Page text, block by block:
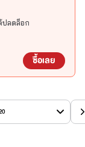
***
ปลดล็อก
ซื้อเลย